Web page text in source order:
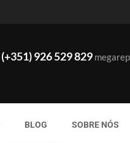
(+351) 926 529 829
BLOG SOBRE NÓS